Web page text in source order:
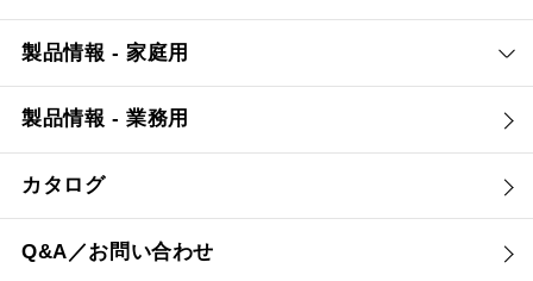
製品情報 - 家庭用
製品情報 - 業務用
カタログ
Q&A／お問い合わせ